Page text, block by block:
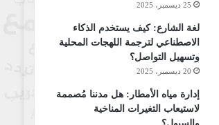
25 ديسمبر، 2025
لغة الشارع: كيف يستخدم الذكاء
الاصطناعي لترجمة اللهجات المحلية
وتسهيل التواصل؟
20 ديسمبر، 2025
إدارة مياه الأمطار: هل مدننا مُصممة
لاستيعاب التغيرات المناخية